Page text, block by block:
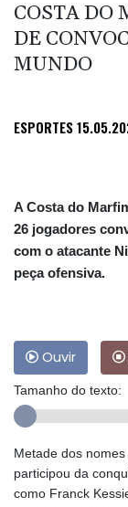
COSTA DO
DE
MUNDO
ESPORTES
A Costa do
26 jogadores
com o atacante
peça ofensiva.
Ouvir
Tamanho do texto:
Metade dos
participou da
como Franck